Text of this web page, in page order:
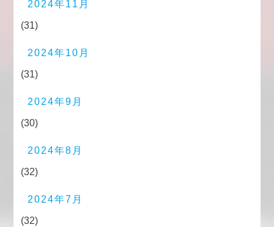
2024年11月
(31)
2024年10月
(31)
2024年9月
(30)
2024年8月
(32)
2024年7月
(32)